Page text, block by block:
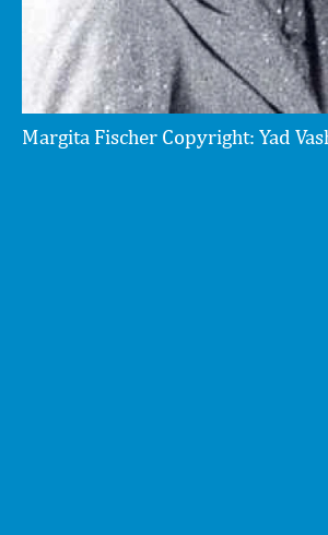
Margita Fischer Copyright: Yad